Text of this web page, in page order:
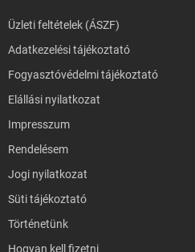
Üzleti feltételek (ÁSZF)
Adatkezelési tájékoztató
Fogyasztóvédelmi tájékoztató
Elállási nyilatkozat
Impresszum
Rendelésem
Jogi nyilatkozat
Süti tájékoztató
Történetünk
Hogyan kell fizetni